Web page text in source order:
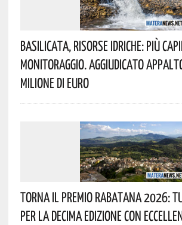
Basilicata, Risorse Idriche: Più
Monitoraggio. Aggiudicato
Milione Di Euro
Torna Il Premio Rabatana 2026:
Per La Decima Edizione Con